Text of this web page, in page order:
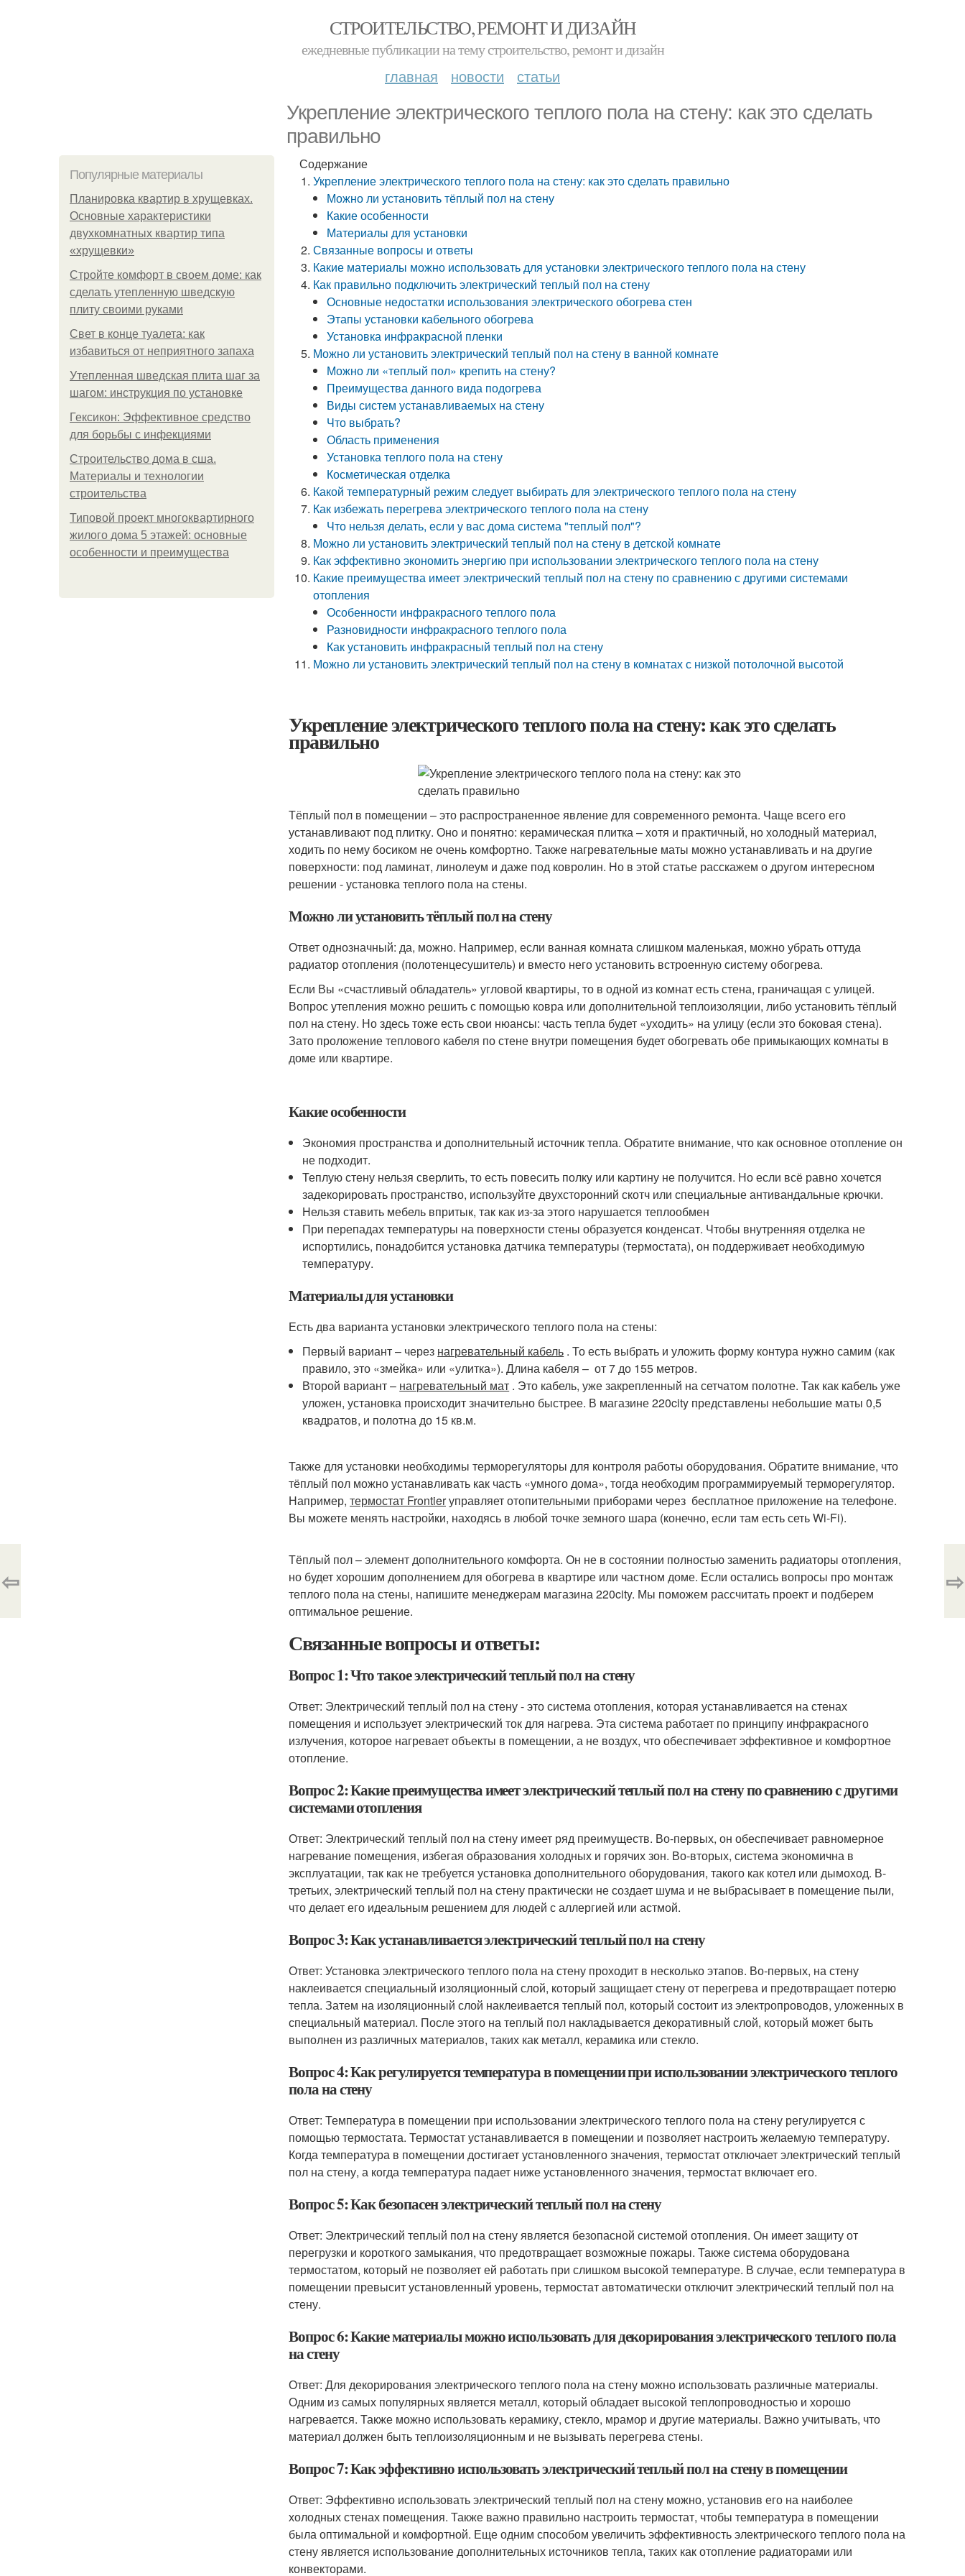
СТРОИТЕЛЬСТВО, РЕМОНТ И ДИЗАЙН
ежедневные публикации на тему строительство, ремонт и дизайн
главная новости статьи
Укрепление электрического теплого пола на стену: как это сделать
правильно
Популярные материалы
Планировка квартир в хрущевках.
Основные характеристики
двухкомнатных квартир типа
«хрущевки»
Стройте комфорт в своем доме: как
сделать утепленную шведскую
плиту своими руками
Свет в конце туалета: как
избавиться от неприятного запаха
Утепленная шведская плита шаг за
шагом: инструкция по установке
Гексикон: Эффективное средство
для борьбы с инфекциями
Строительство дома в сша.
Материалы и технологии
строительства
Типовой проект многоквартирного
жилого дома 5 этажей: основные
особенности и преимущества
Содержание
Укрепление электрического теплого пола на стену: как это сделать правильно
Можно ли установить тёплый пол на стену
Какие особенности
Материалы для установки
Связанные вопросы и ответы
Какие материалы можно использовать для установки электрического теплого пола на стену
Как правильно подключить электрический теплый пол на стену
Основные недостатки использования электрического обогрева стен
Этапы установки кабельного обогрева
Установка инфракрасной пленки
Можно ли установить электрический теплый пол на стену в ванной комнате
Можно ли «теплый пол» крепить на стену?
Преимущества данного вида подогрева
Виды систем устанавливаемых на стену
Что выбрать?
Область применения
Установка теплого пола на стену
Косметическая отделка
Какой температурный режим следует выбирать для электрического теплого пола на стену
Как избежать перегрева электрического теплого пола на стену
Что нельзя делать, если у вас дома система "теплый пол"?
Можно ли установить электрический теплый пол на стену в детской комнате
Как эффективно экономить энергию при использовании электрического теплого пола на стену
Какие преимущества имеет электрический теплый пол на стену по сравнению с другими системами
отопления
Особенности инфракрасного теплого пола
Разновидности инфракрасного теплого пола
Как установить инфракрасный теплый пол на стену
Можно ли установить электрический теплый пол на стену в комнатах с низкой потолочной высотой
Укрепление электрического теплого пола на стену: как это сделать
правильно
Тёплый пол в помещении – это распространенное явление для современного ремонта. Чаще всего его
устанавливают под плитку. Оно и понятно: керамическая плитка – хотя и практичный, но холодный материал,
ходить по нему босиком не очень комфортно. Также нагревательные маты можно устанавливать и на другие
поверхности: под ламинат, линолеум и даже под ковролин. Но в этой статье расскажем о другом интересном
решении - установка теплого пола на стены.
Можно ли установить тёплый пол на стену
Ответ однозначный: да, можно. Например, если ванная комната слишком маленькая, можно убрать оттуда
радиатор отопления (полотенцесушитель) и вместо него установить встроенную систему обогрева.
Если Вы «счастливый обладатель» угловой квартиры, то в одной из комнат есть стена, граничащая с улицей.
Вопрос утепления можно решить с помощью ковра или дополнительной теплоизоляции, либо установить тёплый
пол на стену. Но здесь тоже есть свои нюансы: часть тепла будет «уходить» на улицу (если это боковая стена).
Зато проложение теплового кабеля по стене внутри помещения будет обогревать обе примыкающих комнаты в
доме или квартире.
Какие особенности
Экономия пространства и дополнительный источник тепла. Обратите внимание, что как основное отопление он
не подходит.
Теплую стену нельзя сверлить, то есть повесить полку или картину не получится. Но если всё равно хочется
задекорировать пространство, используйте двухсторонний скотч или специальные антивандальные крючки.
Нельзя ставить мебель впритык, так как из-за этого нарушается теплообмен
При перепадах температуры на поверхности стены образуется конденсат. Чтобы внутренняя отделка не
испортились, понадобится установка датчика температуры (термостата), он поддерживает необходимую
температуру.
Материалы для установки
Есть два варианта установки электрического теплого пола на стены:
Первый вариант – через нагревательный кабель . То есть выбрать и уложить форму контура нужно самим (как
правило, это «змейка» или «улитка»). Длина кабеля – от 7 до 155 метров.
Второй вариант – нагревательный мат . Это кабель, уже закрепленный на сетчатом полотне. Так как кабель уже
уложен, установка происходит значительно быстрее. В магазине 220city представлены небольшие маты 0,5
квадратов, и полотна до 15 кв.м.
Также для установки необходимы терморегуляторы для контроля работы оборудования. Обратите внимание, что
тёплый пол можно устанавливать как часть «умного дома», тогда необходим программируемый терморегулятор.
Например, термостат Frontierуправляет отопительными приборами через бесплатное приложение на телефоне.
Вы можете менять настройки, находясь в любой точке земного шара (конечно, если там есть сеть Wi-Fi).
Тёплый пол – элемент дополнительного комфорта. Он не в состоянии полностью заменить радиаторы отопления,
но будет хорошим дополнением для обогрева в квартире или частном доме. Если остались вопросы про монтаж
теплого пола на стены, напишите менеджерам магазина 220city. Мы поможем рассчитать проект и подберем
оптимальное решение.
Связанные вопросы и ответы:
Вопрос 1: Что такое электрический теплый пол на стену
Ответ: Электрический теплый пол на стену - это система отопления, которая устанавливается на стенах
помещения и использует электрический ток для нагрева. Эта система работает по принципу инфракрасного
излучения, которое нагревает объекты в помещении, а не воздух, что обеспечивает эффективное и комфортное
отопление.
Вопрос 2: Какие преимущества имеет электрический теплый пол на стену по сравнению с другими
системами отопления
Ответ: Электрический теплый пол на стену имеет ряд преимуществ. Во-первых, он обеспечивает равномерное
нагревание помещения, избегая образования холодных и горячих зон. Во-вторых, система экономична в
эксплуатации, так как не требуется установка дополнительного оборудования, такого как котел или дымоход. В-
третьих, электрический теплый пол на стену практически не создает шума и не выбрасывает в помещение пыли,
что делает его идеальным решением для людей с аллергией или астмой.
Вопрос 3: Как устанавливается электрический теплый пол на стену
Ответ: Установка электрического теплого пола на стену проходит в несколько этапов. Во-первых, на стену
наклеивается специальный изоляционный слой, который защищает стену от перегрева и предотвращает потерю
тепла. Затем на изоляционный слой наклеивается теплый пол, который состоит из электропроводов, уложенных в
специальный материал. После этого на теплый пол накладывается декоративный слой, который может быть
выполнен из различных материалов, таких как металл, керамика или стекло.
Вопрос 4: Как регулируется температура в помещении при использовании электрического теплого
пола на стену
Ответ: Температура в помещении при использовании электрического теплого пола на стену регулируется с
помощью термостата. Термостат устанавливается в помещении и позволяет настроить желаемую температуру.
Когда температура в помещении достигает установленного значения, термостат отключает электрический теплый
пол на стену, а когда температура падает ниже установленного значения, термостат включает его.
Вопрос 5: Как безопасен электрический теплый пол на стену
Ответ: Электрический теплый пол на стену является безопасной системой отопления. Он имеет защиту от
перегрузки и короткого замыкания, что предотвращает возможные пожары. Также система оборудована
термостатом, который не позволяет ей работать при слишком высокой температуре. В случае, если температура в
помещении превысит установленный уровень, термостат автоматически отключит электрический теплый пол на
стену.
Вопрос 6: Какие материалы можно использовать для декорирования электрического теплого пола
на стену
Ответ: Для декорирования электрического теплого пола на стену можно использовать различные материалы.
Одним из самых популярных является металл, который обладает высокой теплопроводностью и хорошо
нагревается. Также можно использовать керамику, стекло, мрамор и другие материалы. Важно учитывать, что
материал должен быть теплоизоляционным и не вызывать перегрева стены.
Вопрос 7: Как эффективно использовать электрический теплый пол на стену в помещении
Ответ: Эффективно использовать электрический теплый пол на стену можно, установив его на наиболее
холодных стенах помещения. Также важно правильно настроить термостат, чтобы температура в помещении
была оптимальной и комфортной. Еще одним способом увеличить эффективность электрического теплого пола на
стену является использование дополнительных источников тепла, таких как отопление радиаторами или
конвекторами.
⇦ ⇨